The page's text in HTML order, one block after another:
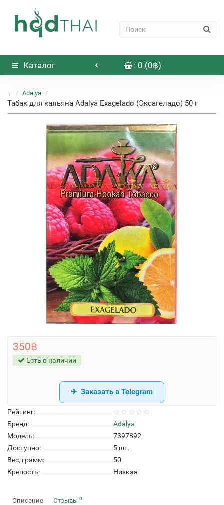
Каталог : 0 (0฿)
... Adalya
Табак для кальяна Adalya Exagelado (Эксагеладо) 50 г
Рейтинг:
Бренд:
Adalya
Модель:
7397892
Доступно:
5 шт.
Вес, грамм:
50
Крепость:
Низкая
350฿
Есть в наличии
Заказать в Telegram
Описание Отзывы 0